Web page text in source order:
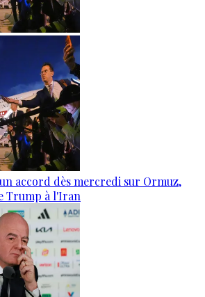
accord dès mercredi sur Ormuz,
Trump à l'Iran